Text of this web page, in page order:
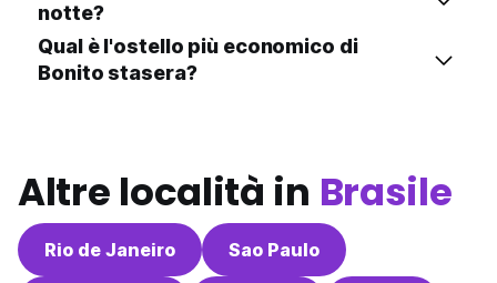
notte?
Qual è l'ostello più economico di
Bonito stasera?
Altre località in Brasile
Rio de Janeiro Sao Paulo